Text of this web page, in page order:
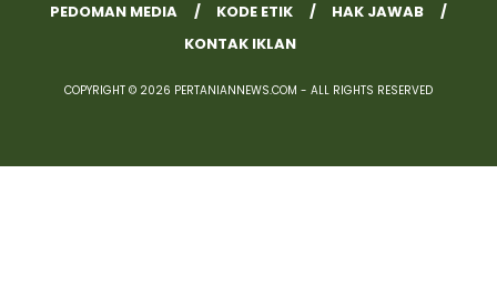
PEDOMAN MEDIA
KODE ETIK
HAK JAWAB
KONTAK IKLAN
COPYRIGHT © 2026 PERTANIANNEWS.COM - ALL RIGHTS RESERVED